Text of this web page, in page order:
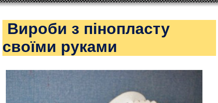
Вироби з пінопласту
своїми руками